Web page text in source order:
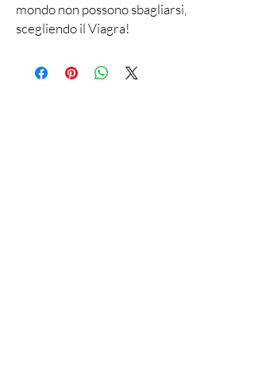
mondo non possono sbagliarsi,
scegliendo il Viagra!